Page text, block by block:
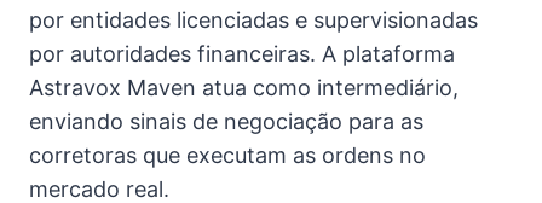
por entidades licenciadas e supervisionadas
por autoridades financeiras. A plataforma
Astravox Maven atua como intermediário,
enviando sinais de negociação para as
corretoras que executam as ordens no
mercado real.